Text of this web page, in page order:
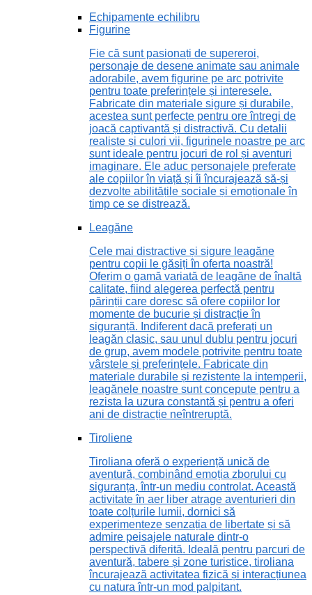
Echipamente echilibru
Figurine
Fie că sunt pasionați de supereroi,
personaje de desene animate sau animale
adorabile, avem figurine pe arc potrivite
pentru toate preferințele și interesele.
Fabricate din materiale sigure și durabile,
acestea sunt perfecte pentru ore întregi de
joacă captivantă și distractivă. Cu detalii
realiste și culori vii, figurinele noastre pe arc
sunt ideale pentru jocuri de rol și aventuri
imaginare. Ele aduc personajele preferate
ale copiilor în viață și îi încurajează să-și
dezvolte abilitățile sociale și emoționale în
timp ce se distrează.
Leagăne
Cele mai distractive și sigure leagăne
pentru copii le găsiți în oferta noastră!
Oferim o gamă variată de leagăne de înaltă
calitate, fiind alegerea perfectă pentru
părinții care doresc să ofere copiilor lor
momente de bucurie și distracție în
siguranță. Indiferent dacă preferați un
leagăn clasic, sau unul dublu pentru jocuri
de grup, avem modele potrivite pentru toate
vârstele și preferințele. Fabricate din
materiale durabile și rezistente la intemperii,
leagănele noastre sunt concepute pentru a
rezista la uzura constantă și pentru a oferi
ani de distracție neîntreruptă.
Tiroliene
Tiroliana oferă o experiență unică de
aventură, combinând emoția zborului cu
siguranța, într-un mediu controlat. Această
activitate în aer liber atrage aventurieri din
toate colțurile lumii, dornici să
experimenteze senzația de libertate și să
admire peisajele naturale dintr-o
perspectivă diferită. Ideală pentru parcuri de
aventură, tabere și zone turistice, tiroliana
încurajează activitatea fizică și interacțiunea
cu natura într-un mod palpitant.